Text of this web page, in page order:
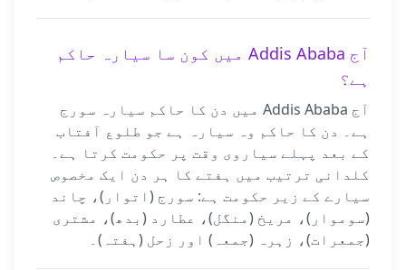
آج Addis Ababa میں کون سا سیارہ حاکم
ہے؟
آج Addis Ababa میں دن کا حاکم سیارہ سورج
ہے۔ دن کا حاکم وہ سیارہ ہے جو طلوع آفتاب
کے بعد پہلے سیاروی وقت پر حکومت کرتا ہے۔
کلدانی ترتیب میں ہفتے کا ہر دن ایک مخصوص
سیارے کے زیر حکومت ہے: سورج (اتوار)، چاند
(سوموار)، مریخ (منگل)، عطارد (بدھ)، مشتری
(جمعرات)، زہرہ (جمعہ) اور زحل (ہفتہ)۔